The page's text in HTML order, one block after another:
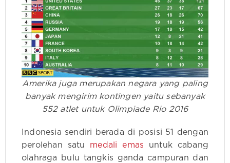
Amerika juga merupakan negara yang paling
banyak mengirim kontingen yaitu sebanyak
552 atlet untuk Olimpiade Rio 2016
Indonesia sendiri berada di posisi 51 dengan
perolehan satu medali emas untuk cabang
olahraga bulu tangkis ganda campuran dan